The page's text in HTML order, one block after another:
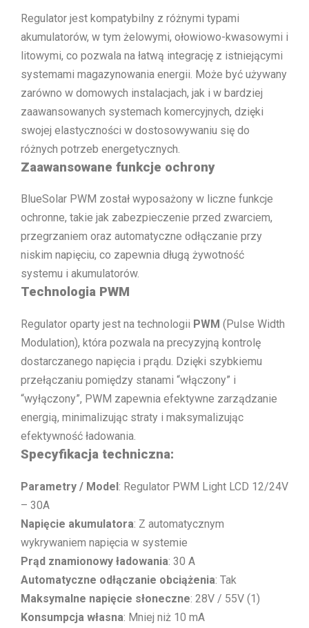
Regulator jest kompatybilny z różnymi typami
akumulatorów, w tym żelowymi, ołowiowo-kwasowymi i
litowymi, co pozwala na łatwą integrację z istniejącymi
systemami magazynowania energii. Może być używany
zarówno w domowych instalacjach, jak i w bardziej
zaawansowanych systemach komercyjnych, dzięki
swojej elastyczności w dostosowywaniu się do
różnych potrzeb energetycznych.
Zaawansowane funkcje ochrony
BlueSolar PWM został wyposażony w liczne funkcje
ochronne, takie jak zabezpieczenie przed zwarciem,
przegrzaniem oraz automatyczne odłączanie przy
niskim napięciu, co zapewnia długą żywotność
systemu i akumulatorów.
Technologia PWM
Regulator oparty jest na technologii PWM (Pulse Width
Modulation), która pozwala na precyzyjną kontrolę
dostarczanego napięcia i prądu. Dzięki szybkiemu
przełączaniu pomiędzy stanami “włączony” i
“wyłączony”, PWM zapewnia efektywne zarządzanie
energią, minimalizując straty i maksymalizując
efektywność ładowania.
Specyfikacja techniczna:
Parametry / Model: Regulator PWM Light LCD 12/24V
– 30A
Napięcie akumulatora: Z automatycznym
wykrywaniem napięcia w systemie
Prąd znamionowy ładowania: 30 A
Automatyczne odłączanie obciążenia: Tak
Maksymalne napięcie słoneczne: 28V / 55V (1)
Konsumpcja własna: Mniej niż 10 mA